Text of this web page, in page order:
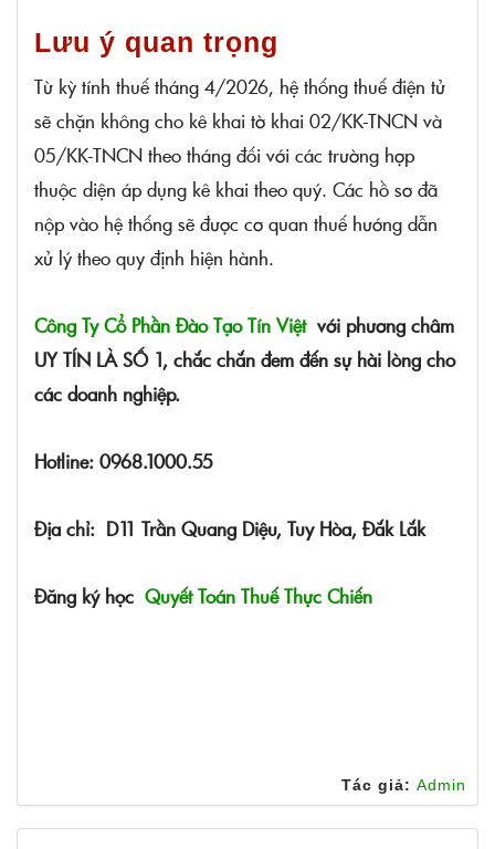
Lưu ý quan trọng
Từ kỳ tính thuế tháng 4/2026, hệ thống thuế điện tử
sẽ chặn không cho kê khai tờ khai 02/KK-TNCN và
05/KK-TNCN theo tháng đối với các trường hợp
thuộc diện áp dụng kê khai theo quý. Các hồ sơ đã
nộp vào hệ thống sẽ được cơ quan thuế hướng dẫn
xử lý theo quy định hiện hành.
Công Ty Cổ Phần Đào Tạo Tín Việt với phương châm
UY TÍN LÀ SỐ 1, chắc chắn đem đến sự hài lòng cho
các doanh nghiệp.
Hotline: 0968.1000.55
Địa chỉ: D11 Trần Quang Diệu, Tuy Hòa, Đắk Lắk
Đăng ký học Quyết Toán Thuế Thực Chiến
Tác giả: Admin